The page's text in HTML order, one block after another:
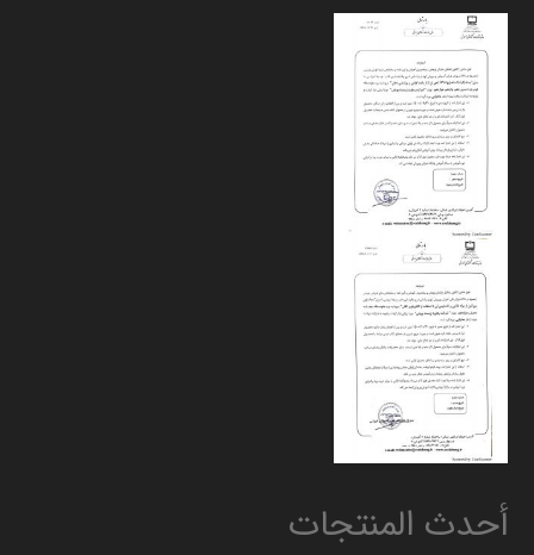
أحدث المنتجات